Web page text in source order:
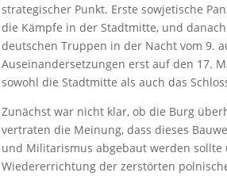
strategischer Punkt. Erste sowjetische
die Kämpfe in der Stadtmitte, und
deutschen Truppen in der Nacht vom 9.
Auseinandersetzungen erst auf den 17.
sowohl die Stadtmitte als auch das
Zunächst war nicht klar, ob die Burg
vertraten die Meinung, dass dieses
und Militarismus abgebaut werden
Wiedererrichtung der zerstörten